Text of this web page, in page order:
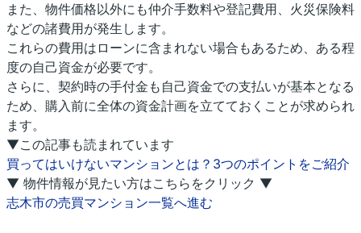
また、物件価格以外にも仲介手数料や登記費用、火災保険料
などの諸費用が発生します。
これらの費用はローンに含まれない場合もあるため、ある程
度の自己資金が必要です。
さらに、契約時の手付金も自己資金での支払いが基本となる
ため、購入前に全体の資金計画を立てておくことが求められ
ます。
▼この記事も読まれています
買ってはいけないマンションとは？3つのポイントをご紹介
▼ 物件情報が見たい方はこちらをクリック ▼
志木市の売買マンション一覧へ進む